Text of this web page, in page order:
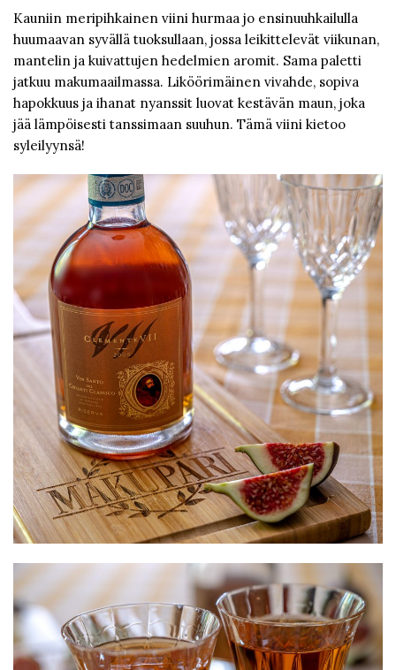
Kauniin meripihkainen viini hurmaa jo ensinuuhkailulla
huumaavan syvällä tuoksullaan, jossa leikittelevät viikunan,
mantelin ja kuivattujen hedelmien aromit. Sama paletti
jatkuu makumaailmassa. Liköörimäinen vivahde, sopiva
hapokkuus ja ihanat nyanssit luovat kestävän maun, joka
jää lämpöisesti tanssimaan suuhun. Tämä viini kietoo
syleilyynsä!